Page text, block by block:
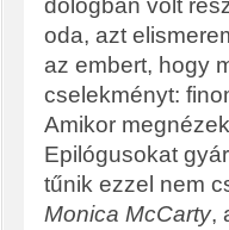
dologban volt
oda, azt
az embert, hogy
cselekményt:
Amikor
Epilógusokat
tűnik ezzel nem
Monica McCarty,